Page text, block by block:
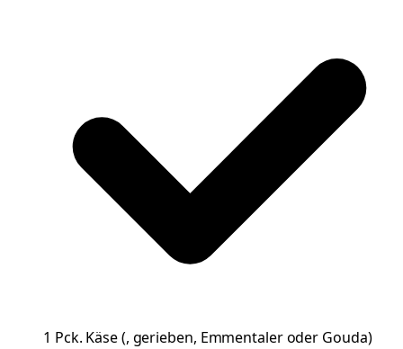
1 Pck. Käse(, gerieben, Emmentaler oder Gouda)